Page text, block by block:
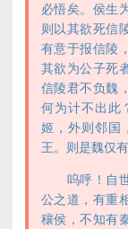
必悟矣。侯生
则以其欲死信
有意于报信陵
其欲为公子死
信陵君不负魏
何为计不出此
姬，外则邻国
王。则是魏仅
呜呼！自世
公之道，有重
穰侯，不知有